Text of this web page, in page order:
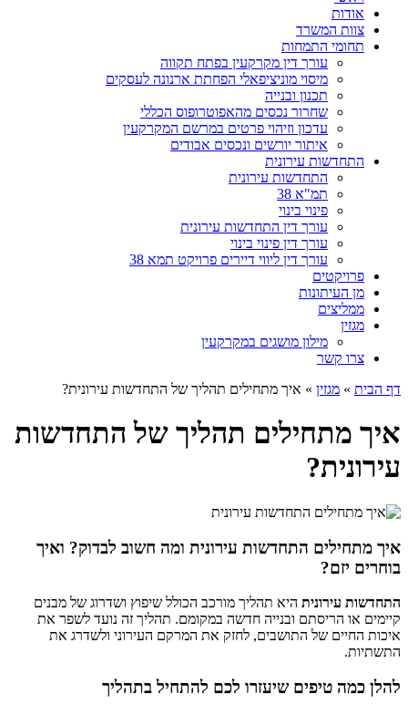
אודות
צוות המשרד
תחומי התמחות
עורך דין מקרקעין בפתח תקווה
מיסוי מוניציפאלי הפחתת ארנונה לעסקים
תכנון ובנייה
שחרור נכסים מהאפוטרופוס הכללי
עדכון וזיהוי פרטים במרשם המקרקעין
איתור יורשים ונכסים אבודים
התחדשות עירונית
התחדשות עירונית
תמ"א 38
פינוי בינוי
עורך דין התחדשות עירונית
עורך דין פינוי בינוי
עורך דין ליווי דיירים פרויקט תמא 38
פרויקטים
מן העיתונות
ממליצים
מגזין
מילון מושגים במקרקעין
צרו קשר
דף הבית » מגזין » איך מתחילים תהליך של התחדשות עירונית?
איך מתחילים תהליך של התחדשות
עירונית?
איך מתחילים התחדשות עירונית ומה חשוב לבדוק? ואיך
בוחרים יזם?
התחדשות עירונית היא תהליך מורכב הכולל שיפוץ ושדרוג של מבנים
קיימים או הריסתם ובנייה חדשה במקומם. תהליך זה נועד לשפר את
איכות החיים של התושבים, לחזק את המרקם העירוני ולשדרג את
התשתיות.
להלן כמה טיפים שיעזרו לכם להתחיל בתהליך